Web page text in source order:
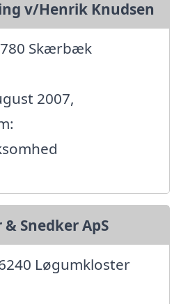
v/Henrik Knudsen
Skærbæk
2007,
Snedker ApS
Løgumkloster